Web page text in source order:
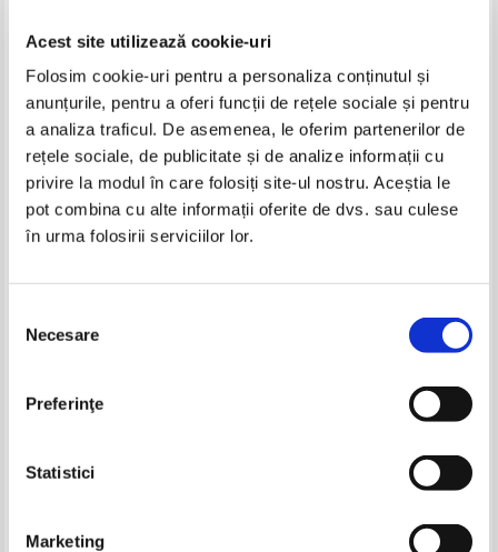
Acest site utilizează cookie-uri
Folosim cookie-uri pentru a personaliza conținutul și
anunțurile, pentru a oferi funcții de rețele sociale și pentru
a analiza traficul. De asemenea, le oferim partenerilor de
rețele sociale, de publicitate și de analize informații cu
privire la modul în care folosiți site-ul nostru. Aceștia le
pot combina cu alte informații oferite de dvs. sau culese
în urma folosirii serviciilor lor.
consimțământului
Necesare
Preferinţe
Statistici
Marketing
Higiena alimentatiei in decursul
Nicolae Cioranescu - Linii